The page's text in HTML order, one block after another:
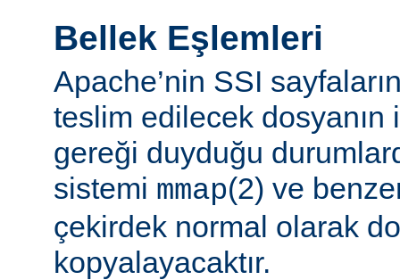
Bellek Eşlemleri
Apache’nin SSI
teslim edilecek dosyanın
gereği duyduğu
sistemi mmap(2) ve
çekirdek normal olarak
kopyalayacaktır.